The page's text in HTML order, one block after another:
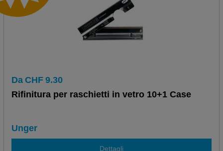
Da CHF 9.30
Rifinitura per raschietti in vetro 10+1 Case
Unger
Dettagli